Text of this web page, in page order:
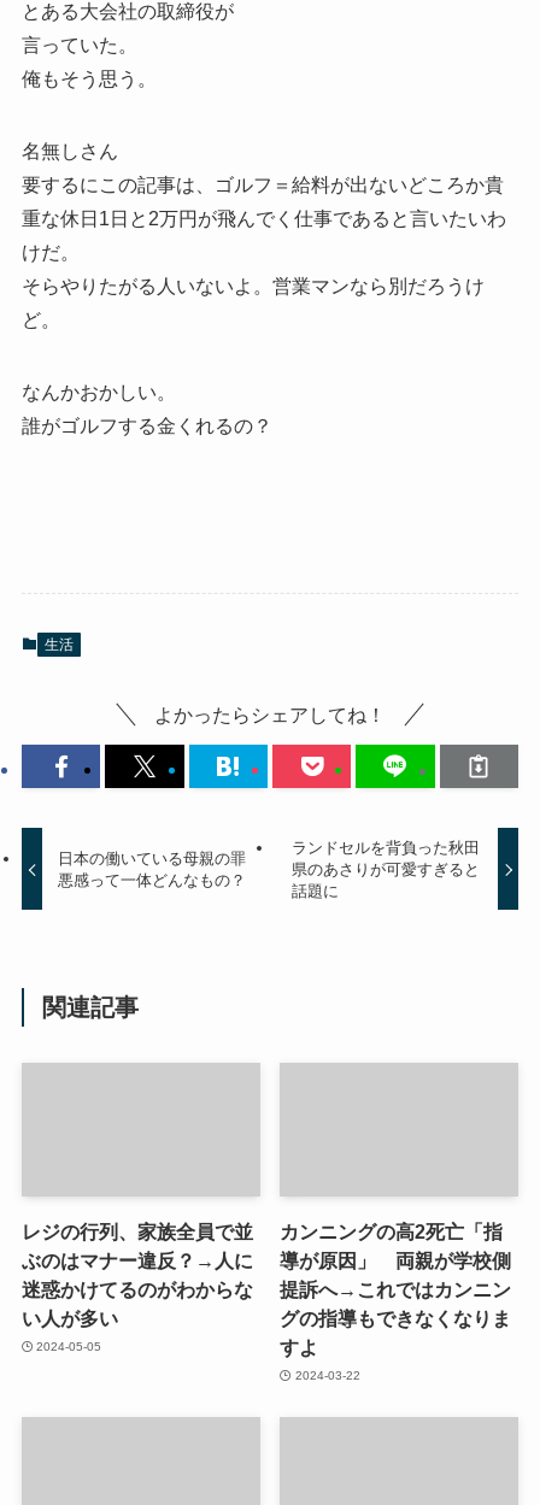
とある大会社の取締役が
言っていた。
俺もそう思う。
名無しさん
要するにこの記事は、ゴルフ＝給料が出ないどころか貴
重な休日1日と2万円が飛んでく仕事であると言いたいわ
けだ。
そらやりたがる人いないよ。営業マンなら別だろうけ
ど。
なんかおかしい。
誰がゴルフする金くれるの？
生活
よかったらシェアしてね！
日本の働いている母親の罪
悪感って一体どんなもの？
ランドセルを背負った秋田
県のあさりが可愛すぎると
話題に
関連記事
レジの行列、家族全員で並
ぶのはマナー違反？→人に
迷惑かけてるのがわからな
い人が多い
2024-05-05
カンニングの高2死亡「指
導が原因」 両親が学校側
提訴へ→これではカンニン
グの指導もできなくなりま
すよ
2024-03-22